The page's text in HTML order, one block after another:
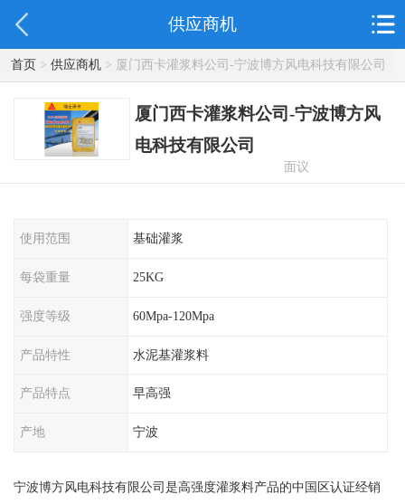
供应商机
首页> 供应商机> 厦门西卡灌浆料公司-宁波博方风电科技有限公司
厦门西卡灌浆料公司-宁波博方风
电科技有限公司
面议
使用范围 基础灌浆
每袋重量 25KG
强度等级 60Mpa-120Mpa
产品特性 水泥基灌浆料
产品特点 早高强
产地 宁波
宁波博方风电科技有限公司是高强度灌浆料产品的中国区认证经销